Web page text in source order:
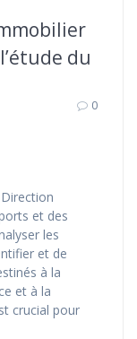
du
0
et des
les
et de
à la
et à la
crucial pour